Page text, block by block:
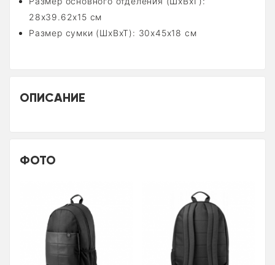
28x39.62x15 см
Размер сумки (ШхВхТ): 30x45x18 см
ОПИСАНИЕ
ФОТО